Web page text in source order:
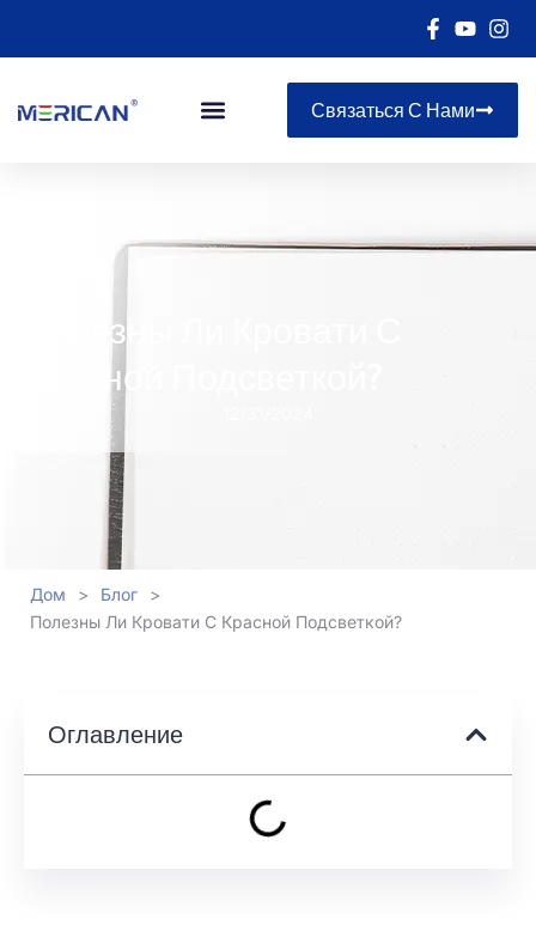
Связаться С Нами
Полезны Ли Кровати С
Красной Подсветкой?
Дом > Блог
>
Полезны Ли Кровати С Красной Подсветкой?
Оглавление